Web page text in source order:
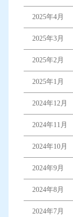
2025年4月
2025年3月
2025年2月
2025年1月
2024年12月
2024年11月
2024年10月
2024年9月
2024年8月
2024年7月